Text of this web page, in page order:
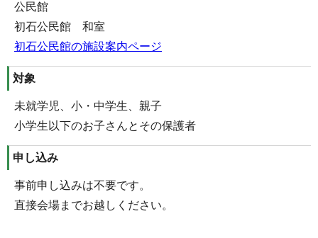
公民館
初石公民館 和室
初石公民館の施設案内ページ
対象
未就学児、小・中学生、親子
小学生以下のお子さんとその保護者
申し込み
事前申し込みは不要です。
直接会場までお越しください。